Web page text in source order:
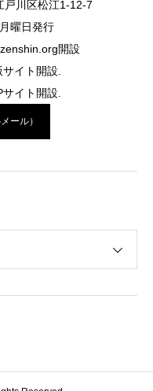
戸川区松江1-12-7
曜日発行
開設
イト開設.
イト開設.
ール）